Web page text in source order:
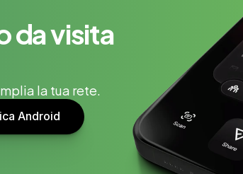
da visita
la tua rete.
Android